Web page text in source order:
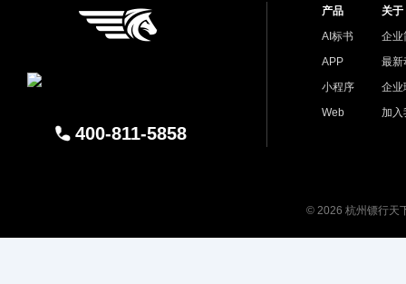
400-811-5858
产品
AI标书
APP
小程序
Web
关于
企业
最新
企业
加入
© 2026 杭州镖行天